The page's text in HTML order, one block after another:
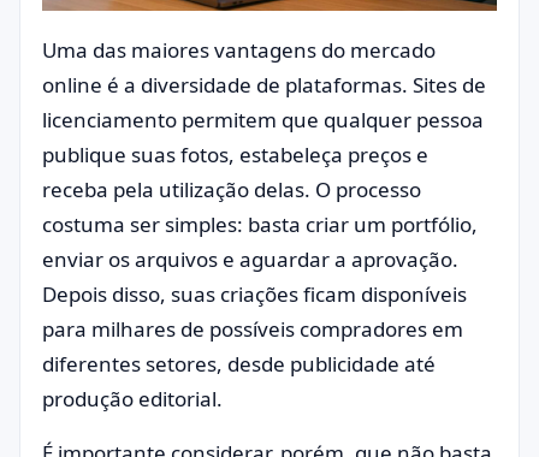
Uma das maiores vantagens do mercado
online é a diversidade de plataformas. Sites de
licenciamento permitem que qualquer pessoa
publique suas fotos, estabeleça preços e
receba pela utilização delas. O processo
costuma ser simples: basta criar um portfólio,
enviar os arquivos e aguardar a aprovação.
Depois disso, suas criações ficam disponíveis
para milhares de possíveis compradores em
diferentes setores, desde publicidade até
produção editorial.